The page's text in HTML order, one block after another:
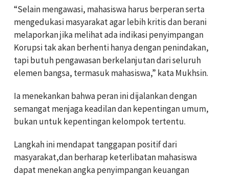
“Selain mengawasi, mahasiswa harus berperan serta
mengedukasi masyarakat agar lebih kritis dan berani
melaporkan jika melihat ada indikasi penyimpangan
Korupsi tak akan berhenti hanya dengan penindakan,
tapi butuh pengawasan berkelanjutan dari seluruh
elemen bangsa, termasuk mahasiswa,” kata Mukhsin.
Ia menekankan bahwa peran ini dijalankan dengan
semangat menjaga keadilan dan kepentingan umum,
bukan untuk kepentingan kelompok tertentu.
Langkah ini mendapat tanggapan positif dari
masyarakat,dan berharap keterlibatan mahasiswa
dapat menekan angka penyimpangan keuangan